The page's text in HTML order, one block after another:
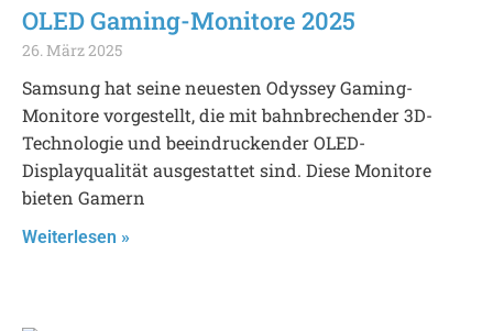
OLED Gaming-Monitore 2025
26. März 2025
Samsung hat seine neuesten Odyssey Gaming-
Monitore vorgestellt, die mit bahnbrechender 3D-
Technologie und beeindruckender OLED-
Displayqualität ausgestattet sind. Diese Monitore
bieten Gamern
Weiterlesen »